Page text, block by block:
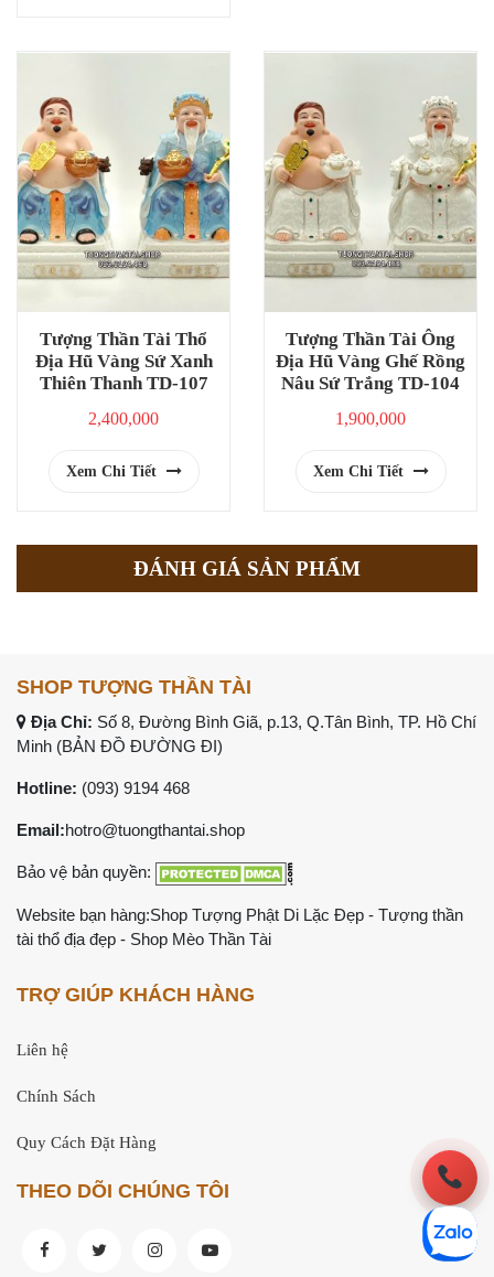
Tượng Thần Tài Thổ
Địa Hũ Vàng Sứ Xanh
Thiên Thanh TD-107
2,400,000
Xem Chi Tiết
Tượng Thần Tài Ông
Địa Hũ Vàng Ghế Rồng
Nâu Sứ Trắng TD-104
1,900,000
Xem Chi Tiết
ĐÁNH GIÁ SẢN PHẨM
SHOP TƯỢNG THẦN TÀI
Địa Chỉ: Số 8, Đường Bình Giã, p.13, Q.Tân Bình, TP. Hồ Chí
Minh (BẢN ĐỒ ĐƯỜNG ĐI)
Hotline: (093) 9194 468
Email:hotro@tuongthantai.shop
Bảo vệ bản quyền:
Website bạn hàng:Shop Tượng Phật Di Lặc Đẹp - Tượng thần
tài thổ địa đẹp - Shop Mèo Thần Tài
TRỢ GIÚP KHÁCH HÀNG
Liên hệ
Chính Sách
Quy Cách Đặt Hàng
THEO DÕI CHÚNG TÔI